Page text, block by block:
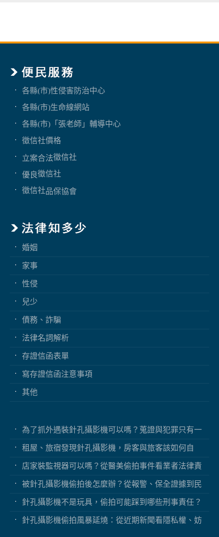
各縣(市)性侵害防治中心
各縣(市)生命線網站
各縣(市)「張老師」輔導中心
徵信社價格
立案合法徵信社
優良徵信社
徵信社品保協會
婚姻
家事
性侵
兒少
債務、詐騙
法律名詞解析
存證信函表單
寫存證信函注意事項
其他
為了抓外遇裝針孔攝影機可以嗎？蒐證與犯罪只有一
線之隔
租屋、旅宿發現針孔攝影機，房客與旅客該如何自
保？
店家裝監視器可以嗎？從醫美偷拍事件看業者法律責
任
被針孔攝影機偷拍後怎麼辦？從報警、保全證據到民
事求償
針孔攝影機不是玩具，偷拍可能踩到哪些刑事責任？
針孔攝影機偷拍風暴延燒：從近期新聞看隱私權、妨